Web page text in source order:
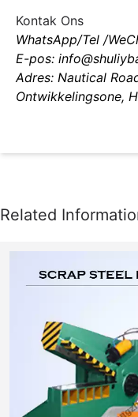
Kontak Ons
WhatsApp/Tel /
E-pos:
Adres: Nautical
Ontwikkelingsone,